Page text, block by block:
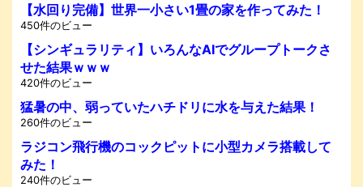
【水回り完備】世界一小さい1畳の家を作ってみた！
450件のビュー
【シンギュラリティ】いろんなAIでグループトークさ
せた結果ｗｗｗ
420件のビュー
猛暑の中、弱っていたハチドリに水を与えた結果！
260件のビュー
ラジコン飛行機のコックピットに小型カメラ搭載して
みた！
240件のビュー